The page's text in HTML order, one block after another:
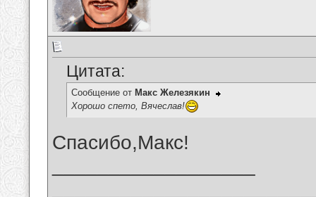
Цитата:
Сообщение от Макс Железякин
Хорошо спето, Вячеслав!
Спасибо,Макс!